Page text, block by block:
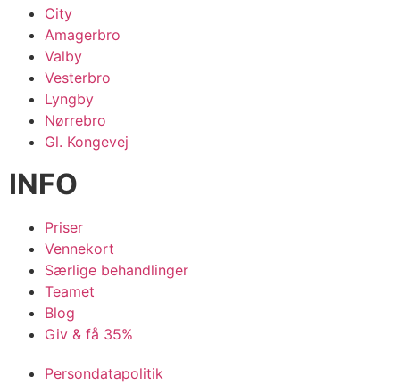
City
Amagerbro
Valby
Vesterbro
Lyngby
Nørrebro
Gl. Kongevej
INFO
Priser
Vennekort
Særlige behandlinger
Teamet
Blog
Giv & få 35%
Persondatapolitik